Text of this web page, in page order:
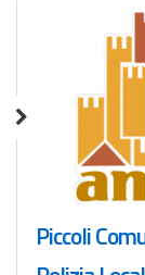
Piccoli